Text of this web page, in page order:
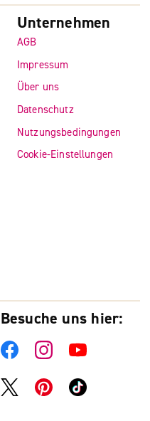
Unternehmen
AGB
Impressum
Über uns
Datenschutz
Nutzungsbedingungen
Cookie-Einstellungen
Besuche uns hier: